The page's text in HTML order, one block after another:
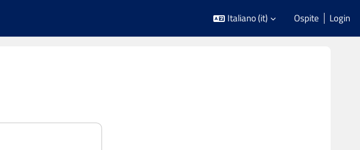
Italiano ‎(it)‎ Ospite Login